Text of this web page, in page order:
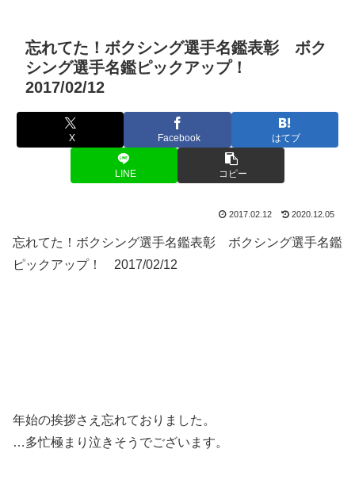
忘れてた！ボクシング選手名鑑表彰 ボク
シング選手名鑑ピックアップ！
2017/02/12
X Facebook はてブ
LINE コピー
2017.02.12 2020.12.05
忘れてた！ボクシング選手名鑑表彰 ボクシング選手名鑑
ピックアップ！ 2017/02/12
年始の挨拶さえ忘れておりました。
…多忙極まり泣きそうでございます。